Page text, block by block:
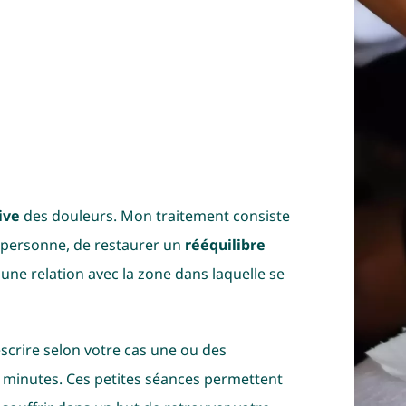
des douleurs. Mon traitement consiste
de restaurer un rééquilibre
relation avec la zone dans laquelle se
selon votre cas une ou des
Ces petites séances permettent